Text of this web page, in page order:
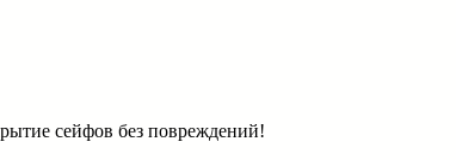
сейфов без повреждений!